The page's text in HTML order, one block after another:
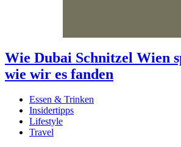
Wie Dubai Schnitzel Wien
wie wir es fanden
Essen & Trinken
Insidertipps
Lifestyle
Travel